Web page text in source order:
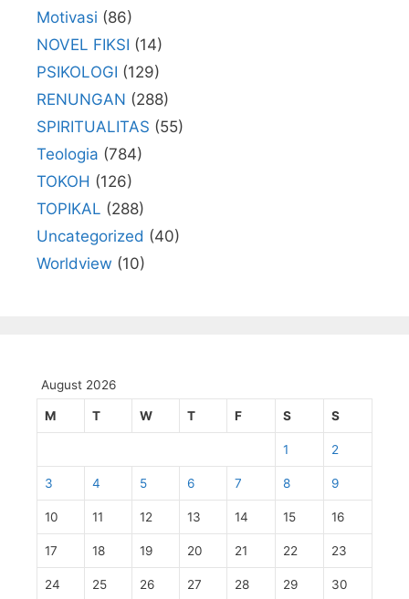
Motivasi (86)
NOVEL FIKSI (14)
PSIKOLOGI (129)
RENUNGAN (288)
SPIRITUALITAS (55)
Teologia (784)
TOKOH (126)
TOPIKAL (288)
Uncategorized (40)
Worldview (10)
August 2026
M T W T F S S
1 2
3 4 5 6 7 8 9
10 11 12 13 14 15 16
17 18 19 20 21 22 23
24 25 26 27 28 29 30